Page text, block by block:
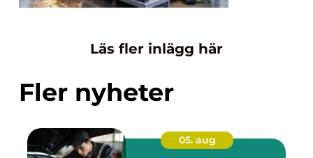
Läs fler inlägg här
Fler nyheter
05. aug